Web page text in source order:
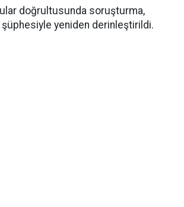
doğrultusunda soruşturma,
yeniden derinleştirildi.